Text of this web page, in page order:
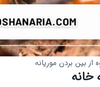
از بین بردن موریانه
خانه